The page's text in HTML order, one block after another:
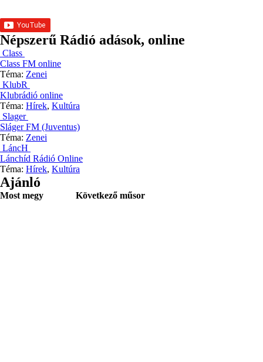
Népszerű Rádió adások, online
Class
Class FM online
Téma: Zenei
KlubR
Klubrádió online
Téma: Hírek, Kultúra
Slager
Sláger FM (Juventus)
Téma: Zenei
LáncH
Lánchíd Rádió Online
Téma: Hírek, Kultúra
Ajánló
Most megy Következő műsor